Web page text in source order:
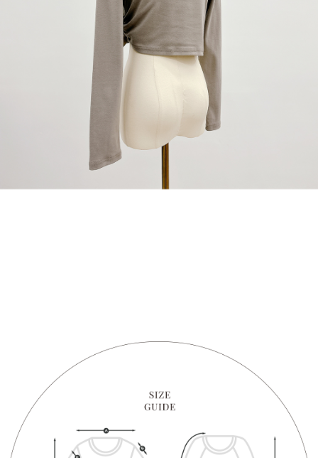
2. Berdasarkan tujuan kontrak persetujuan pembayaran menggunakan
"Pembayaran Ansuran Gogo", kedai akan memberikan maklumat peribadi
anda (termasuk nama, telefon atau alamat) kepada Taiwan Mobile untuk
pengumpulan, pemprosesan dan penggunaan, untuk pengesahan,
semakan dan pembetulan data yang diperlukan untuk bil ansuran oleh
3. Sila baca syarat perkhidmatan pengguna secara lengkap melalui
pautan berikut: https://oppay.tw/userRule